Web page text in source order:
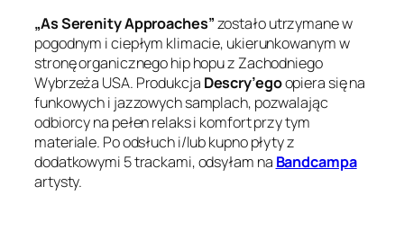
„As Serenity Approaches”zostało utrzymane w
pogodnym i ciepłym klimacie, ukierunkowanym w
stronę organicznego hip hopu z Zachodniego
Wybrzeża USA. Produkcja Descry’egoopiera się na
funkowych i jazzowych samplach, pozwalając
odbiorcy na pełen relaks i komfort przy tym
materiale. Po odsłuch i/lub kupno płyty z
dodatkowymi 5 trackami, odsyłam na Bandcampa
artysty.